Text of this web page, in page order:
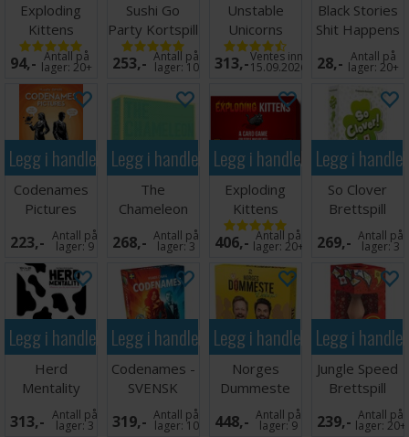
Exploding
Kittens
Streaking
Kittens Exp
94,- Antall på
lager:20+
Sushi Go
Party Kortspill
253,- Antall på
lager: 10
Unstable
Unicorns
Brettspill
313,-Ventes inn
15.09.2026
Black Stories
Shit Happens
Kortspill
28,- Antall på
lager:20+
Legg i handlekurven
Codenames
Pictures
Kortspill -
ENGELSK
223,- Antall på
lager:9
Legg i handlekurven
The
Chameleon
Brettspill
268,- Antall på
lager:3
Legg i handlekurven
Exploding
Kittens
Kortspill
Engelsk
406,- Antall på
lager:20+
Legg i
So Clover
Brettspill
269,- Antall på
lager:3
Legg i handlekurven
Herd
Mentality
Partyspill
313,- Antall på
lager:3
Legg i handlekurven
Codenames -
SVENSK
319,- Antall på
lager: 10
Legg i handlekurven
Norges
Dummeste
Deluxe
Brettspill
448,- Antall på
lager:9
Legg i
Jungle Speed
Brettspill
239,- Antall på
lager:20+